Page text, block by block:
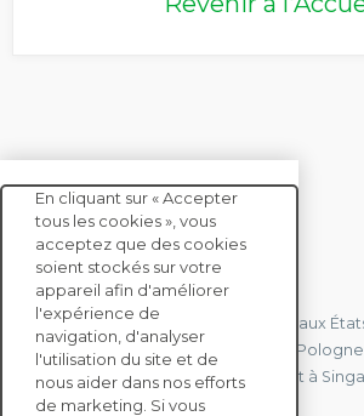
CONTACTEZ-NOUS
Nous avons des bureaux en France, aux
Uni, à Hong Kong, à l'île Maurice, en
Allemagne, au Japon, en Espagne et à
En cliquant sur « Accepter
tous les cookies », vous
acceptez que des cookies
soient stockés sur votre
appareil afin d'améliorer
l'expérience de
navigation, d'analyser
l'utilisation du site et de
nous aider dans nos efforts
de marketing. Si vous